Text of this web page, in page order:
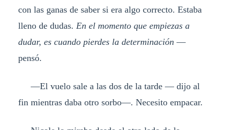
con las ganas de saber si era algo correcto. Estaba
lleno de dudas. En el momento que empiezas a
dudar, es cuando pierdes la determinación —
pensó.
—El vuelo sale a las dos de la tarde — dijo al
fin mientras daba otro sorbo—. Necesito empacar.